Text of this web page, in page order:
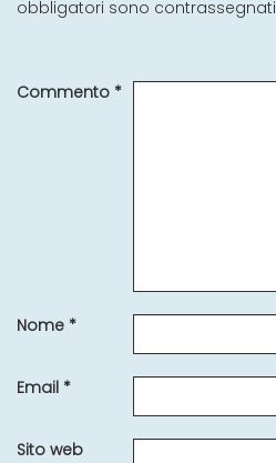
obbligatori sono contrassegnati
Commento *
Nome *
Email *
Sito web